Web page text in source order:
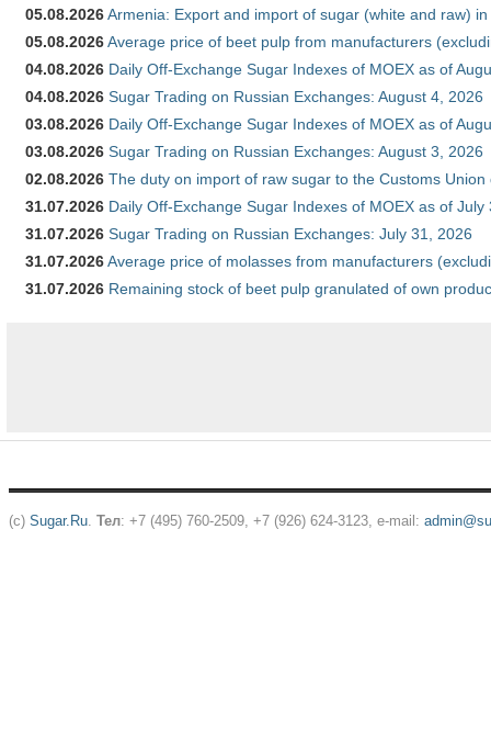
05.08.2026Armenia: Export and import of sugar (white and raw)
05.08.2026Average price of beet pulp from manufacturers
04.08.2026 Daily Off-Exchange Sugar Indexes of MOEX as of
04.08.2026 Sugar Trading on Russian Exchanges: August 4, 2026
03.08.2026 Daily Off-Exchange Sugar Indexes of MOEX as of
03.08.2026 Sugar Trading on Russian Exchanges: August 3, 2026
02.08.2026 The duty on import of raw sugar to the Customs
31.07.2026 Daily Off-Exchange Sugar Indexes of MOEX as of July
31.07.2026 Sugar Trading on Russian Exchanges: July 31, 2026
31.07.2026Average price of molasses from manufacturers
31.07.2026 Remaining stock of beet pulp granulated of own
(c) Sugar.Ru. Тел: +7 (495) 760-2509, +7 (926) 624-3123, e-mail: